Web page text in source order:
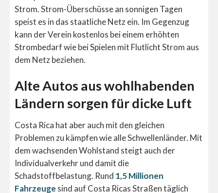
Strom. Strom-Überschüsse an sonnigen Tagen
speist es in das staatliche Netz ein. Im Gegenzug
kann der Verein kostenlos bei einem erhöhten
Strombedarf wie bei Spielen mit Flutlicht Strom aus
dem Netz beziehen.
Alte Autos aus wohlhabenden
Ländern sorgen für dicke Luft
Costa Rica hat aber auch mit den gleichen
Problemen zu kämpfen wie alle Schwellenländer. Mit
dem wachsenden Wohlstand steigt auch der
Individualverkehr und damit die
Schadstoffbelastung. Rund 1,5 Millionen
Fahrzeuge sind auf Costa Ricas Straßen täglich